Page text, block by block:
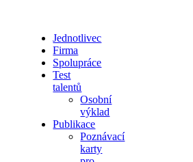
Jednotlivec
Firma
Spolupráce
Test
talentů
Osobní
výklad
Publikace
Poznávací
karty